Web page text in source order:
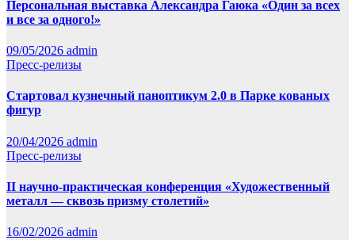
Персональная выставка Александра Гаюка «Один за всех
и все за одного!»
09/05/2026 admin
Пресс-релизы
Стартовал кузнечный паноптикум 2.0 в Парке кованых
фигур
20/04/2026 admin
Пресс-релизы
II научно-практическая конференция «Художественный
металл — сквозь призму столетий»
16/02/2026 admin